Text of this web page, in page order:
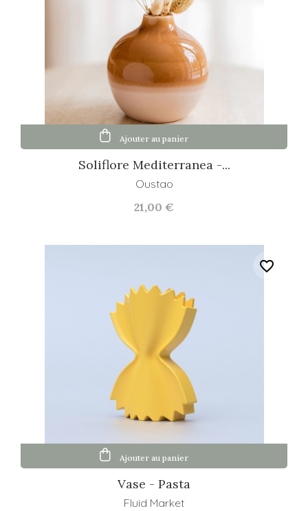
Soliflore Mediterranea -...
Oustao
21,00 €
Ajouter au panier
Vase - Pasta
Fluid Market
Ajouter au panier
favorite_border